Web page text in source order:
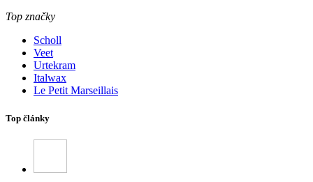
Top značky
Scholl
Veet
Urtekram
Italwax
Le Petit Marseillais
Top články